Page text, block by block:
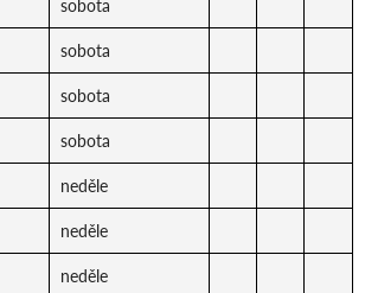
sobota
sobota
sobota
sobota
neděle
neděle
neděle